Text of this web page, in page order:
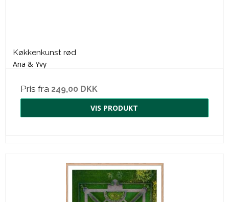
Køkkenkunst rød
Ana & Yvy
Pris fra 249,00 DKK
VIS PRODUKT